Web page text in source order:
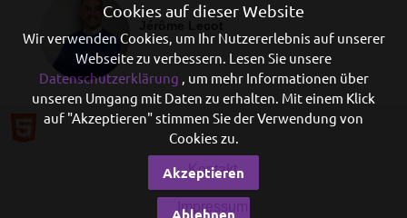
Kontakt
Impressum
Cookies auf dieser Website
Wir verwenden Cookies, um Ihr Nutzererlebnis auf unserer
Webseite zu verbessern. Lesen Sie unsere
Datenschutzerklärung , um mehr Informationen über
unseren Umgang mit Daten zu erhalten. Mit einem Klick
auf "Akzeptieren" stimmen Sie der Verwendung von
Cookies zu.
Akzeptieren
Ablehnen